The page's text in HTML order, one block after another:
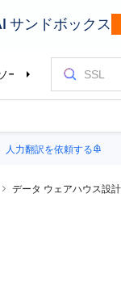
人力翻訳を依頼する
データ ウェアハウス設計